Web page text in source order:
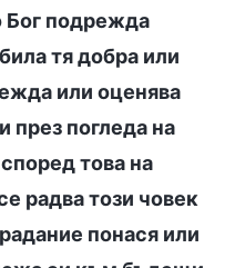
Бог подрежда
тя добра или
или оценява
през погледа на
това на
радва този човек
понася или